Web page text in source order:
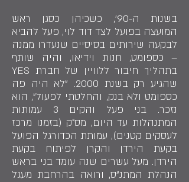
בשנות ה-90', כשכיהן כסגן ראש
המועצה בפועל לצד דוד לוי, פעל להביא
לבקעה שירותים בסיסיים שנעדרו ממנה
– כספומט, חנות וידיאו, והיה שותף
בתהליך חיבור ללוויין של חברת YES
שהגיע רק בשנת 2000. "לא היה פה
כספומט ולא בנק, והחלטתי לפעול", הוא
נזכר. בני פעל והקים 3 עמותות
המתנהלות עד היום, מס״ק (בזמנו מרכז
לעסקים קטנים), עמותת הכדורגל הפועל
בקעת הירדן והקרן לפיתוח בקעת
הירדן. מעל עשרים שנה עומד בני בראש
הנהלת המתנ"ס, ורואה בהרחבת מעגל